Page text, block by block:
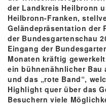
der Landkreis Heilbronn
Heilbronn-Franken,
Geländepräsentation der
der Bundesgartenschau
Eingang der
Monaten kräftig
ein bühnenähnlicher Bau
und das „rote Band“,
Highlight quer über das
Besuchern viele